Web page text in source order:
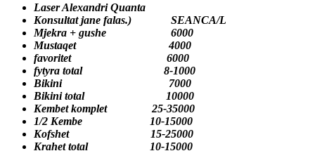
Laser Alexandri Quanta
Konsultat jane falas.) SEANCA/L
Mjekra + gushe 6000
Mustaqet 4000
favoritet 6000
fytyra total 8-1000
Bikini 7000
Bikini total 10000
Kembet komplet 25-35000
1/2 Kembe 10-15000
Kofshet 15-25000
Krahet total 10-15000